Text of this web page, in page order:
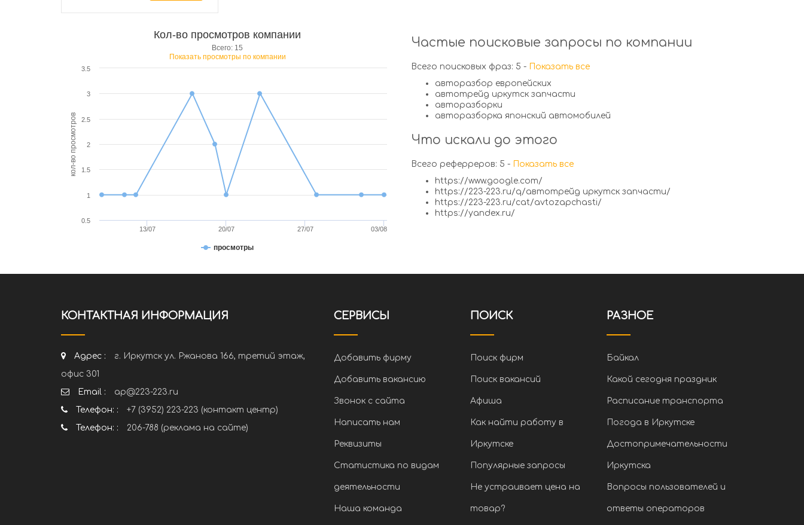
кол-во просмотров
Кол-во просмотров компании
Всего: 15
Показать просмотры по компании
просмотры
13/07 20/07 27/07 03/08
0.5
1
1.5
2
2.5
3
3.5
Частые поисковые запросы по компании
Всего поисковых фраз: 5 - Показать все
авторазбор европейских
автотрейд иркутск запчасти
авторазборки
авторазборка японский автомобилей
Что искали до этого
Всего реферреров: 5 - Показать все
https://www.google.com/
https://223-223.ru/q/автотрейд иркутск запчасти/
https://223-223.ru/cat/avtozapchasti/
https://yandex.ru/
КОНТАКТНАЯ ИНФОРМАЦИЯ
Адрес :
г. Иркутск ул. Ржанова 166, третий этаж,
офис 301
Email :
ap@223-223.ru
Телефон: :
+7 (3952) 223-223 (контакт центр)
Телефон: :
206-788 (реклама на сайте)
СЕРВИСЫ
Добавить фирму
Добавить вакансию
Звонок с сайта
Написать нам
Реквизиты
Статистика по видам
деятельности
Наша команда
ПОИСК
Поиск фирм
Поиск вакансий
Афиша
Как найти работу в
Иркутске
Популярные запросы
Не устраивает цена на
товар?
РАЗНОЕ
Байкал
Какой сегодня праздник
Расписание транспорта
Погода в Иркутске
Достопримечательности
Иркутска
Вопросы пользователей и
ответы операторов